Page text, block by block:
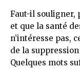
Faut-il souligner,
et que la santé
n’intéresse pas,
de la
Quelques mots